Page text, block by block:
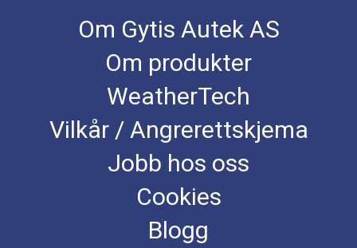
Om Gytis Autek AS
Om produkter
WeatherTech
Vilkår / Angrerettskjema
Jobb hos oss
Cookies
Blogg